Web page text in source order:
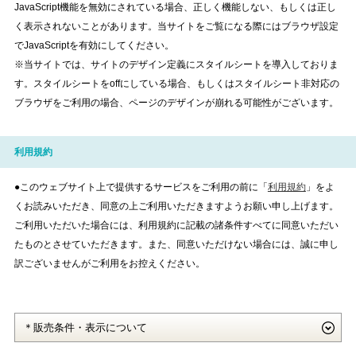
JavaScript機能を無効にされている場合、正しく機能しない、もしくは正し
く表示されないことがあります。当サイトをご覧になる際にはブラウザ設定
でJavaScriptを有効にしてください。
※当サイトでは、サイトのデザイン定義にスタイルシートを導入しておりま
す。スタイルシートをoffにしている場合、もしくはスタイルシート非対応の
ブラウザをご利用の場合、ページのデザインが崩れる可能性がございます。
利用規約
●このウェブサイト上で提供するサービスをご利用の前に「 利用規約」をよ
くお読みいただき、同意の上ご利用いただきますようお願い申し上げます。
ご利用いただいた場合には、利用規約に記載の諸条件すべてに同意いただい
たものとさせていただきます。また、同意いただけない場合には、誠に申し
訳ございませんがご利用をお控えください。